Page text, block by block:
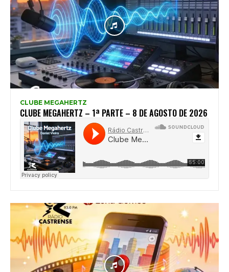
CLUBE MEGAHERTZ
CLUBE MEGAHERTZ – 1ª PARTE – 8 DE AGOSTO DE 2026